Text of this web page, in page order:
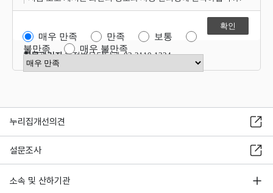
매우 만족 만족
보통
불만족
매우 불만족
만족도 점수 선택
항목관리자행정법무담당관 02-2110-1324
누리집개선의견
설문조사
소속 및 산하기관